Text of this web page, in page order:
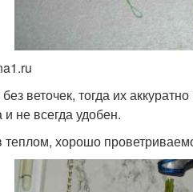
веточек, тогда их
не всегда удобен.
хорошо